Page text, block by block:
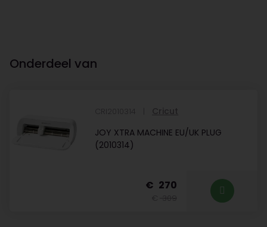
Onderdeel van
CRI2010314
Cricut
JOY XTRA MACHINE EU/UK PLUG
(2010314)
270
309